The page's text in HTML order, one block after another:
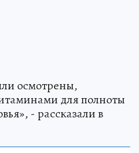
осмотрены,
для полноты
- рассказали в